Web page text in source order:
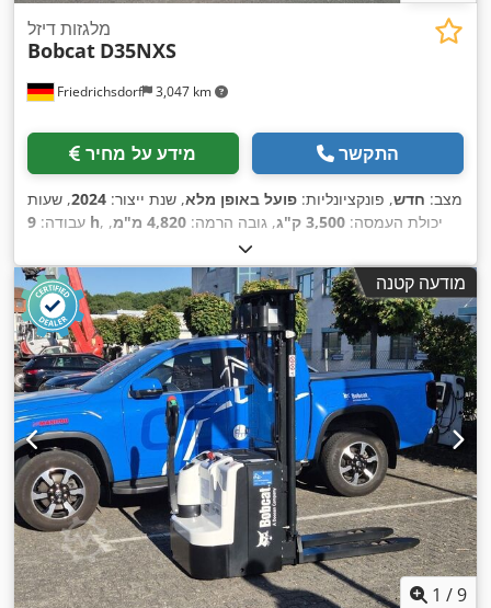
Friedrichsdorf 3,047 km
מלגזות דיזל
Bobcat D35NXS
מידע על מחיר התקשר
מצב: חדש, פונקציונליות: פועל באופן מלא, שנת ייצור: 2024, שעות
עבודה: 9 h , יכולת העמסה: 3,500 ק"ג , גובה הרמה: 4,820 מ"מ
,
, סוג דלק:
גובה בנייה:2,350 מ"מ , כוח:45 קילוואט (61.18 כ"ס)
, רוחב
מסגרת המזלג:1,190 מ"מ , אורך המזלג:1,200 מ"מ
, משקל עצמי:
4,850 ק"ג
, אורך כולל:2,750 מ"מ Diesel , רוחב בנייה:
1,290 מ"מ,
מודעה קטנה
1 /9